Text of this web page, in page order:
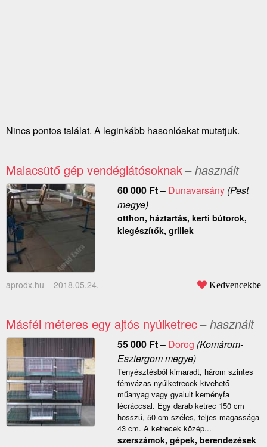
Nincs pontos találat. A leginkább hasonlóakat mutatjuk.
Malacsütő gép vendéglátósoknak– használt
60 000 Ft– Dunavarsány(Pest
megye)
otthon, háztartás, kerti bútorok,
kiegészítők, grillek
aprodx.hu – 2018.05.24. Kedvencekbe
Másfél méteres egy ajtós nyúlketrec– használt
55 000 Ft– Dorog (Komárom-
Esztergom megye)
Tenyésztésből kimaradt, három szintes
fémvázas nyúlketrecek kivehető
műanyag vagy gyalult keményfa
lécráccsal. Egy darab ketrec 150 cm
hosszú, 50 cm széles, teljes magassága
43 cm. A ketrecek közép...
szerszámok, gépek, berendezések